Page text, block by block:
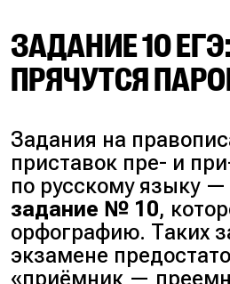
ЗАДАНИЕ 10
ПРЯЧУТСЯ
Задания на
приставок пре- и
по русскому языку —
задание № 10,
орфографию. Таких
экзамене
«приёмник —